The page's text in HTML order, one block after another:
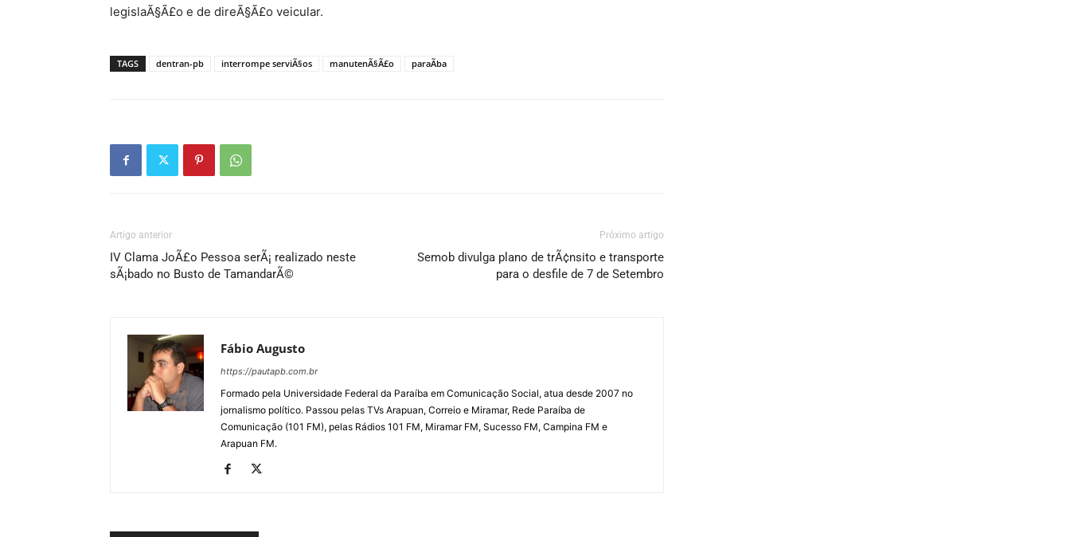
legislaÃ§Ã£o e de direÃ§Ã£o veicular.
TAGS dentran-pb interrompe serviÃ§os manutenÃ§Ã£o paraÃ­ba
Artigo anterior
IV Clama JoÃ£o Pessoa serÃ¡ realizado neste
sÃ¡bado no Busto de TamandarÃ©
Próximo artigo
Semob divulga plano de trÃ¢nsito e transporte
para o desfile de 7 de Setembro
Fábio Augusto
https://pautapb.com.br
Formado pela Universidade Federal da Paraíba em Comunicação Social, atua desde 2007 no
jornalismo político. Passou pelas TVs Arapuan, Correio e Miramar, Rede Paraíba de
Comunicação (101 FM), pelas Rádios 101 FM, Miramar FM, Sucesso FM, Campina FM e
Arapuan FM.